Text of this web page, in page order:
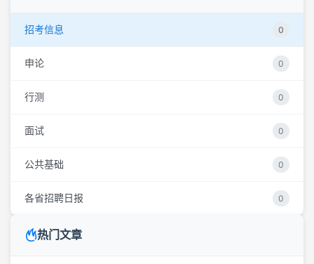
招考信息 0
申论 0
行测 0
面试 0
公共基础 0
各省招聘日报 0
热门文章